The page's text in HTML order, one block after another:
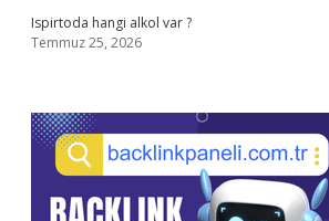
Ispirtoda hangi alkol var ?
Temmuz 25, 2026